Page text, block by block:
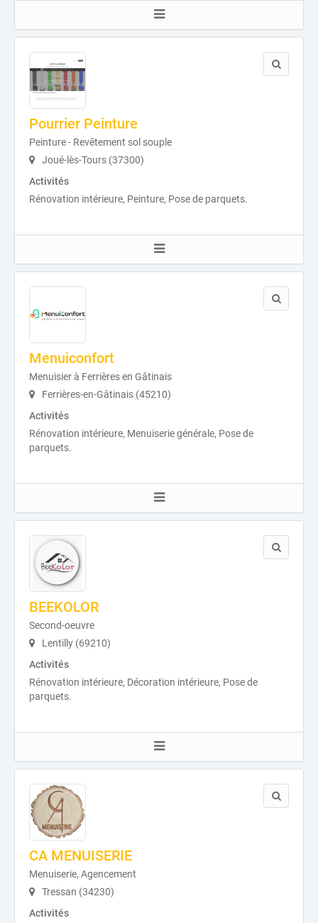
Pourrier Peinture
Peinture - Revêtement sol souple
Joué-lès-Tours (37300)
Activités
Rénovation intérieure, Peinture, Pose de parquets.
Menuiconfort
Menuisier à Ferrières en Gâtinais
Ferrières-en-Gâtinais (45210)
Activités
Rénovation intérieure, Menuiserie générale, Pose de
parquets.
BEEKOLOR
Second-oeuvre
Lentilly (69210)
Activités
Rénovation intérieure, Décoration intérieure, Pose de
parquets.
CA MENUISERIE
Menuiserie, Agencement
Tressan (34230)
Activités